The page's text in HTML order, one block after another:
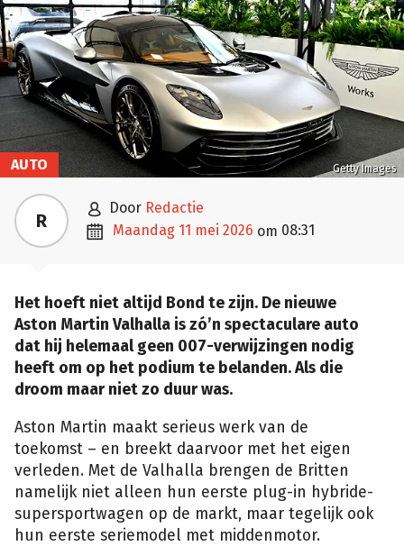
Getty Images
AUTO
R  door Redactie
 maandag 11 mei 2026 om 08:31
Het hoeft niet altijd Bond te zijn. De nieuwe
Aston Martin Valhalla is zó’n spectaculare auto
dat hij helemaal geen 007-verwijzingen nodig
heeft om op het podium te belanden. Als die
droom maar niet zo duur was.
Aston Martin maakt serieus werk van de
toekomst – en breekt daarvoor met het eigen
verleden. Met de Valhalla brengen de Britten
namelijk niet alleen hun eerste plug-in hybride-
supersportwagen op de markt, maar tegelijk ook
hun eerste seriemodel met middenmotor.